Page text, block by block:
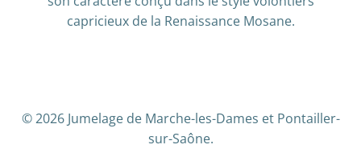
capricieux de la Renaissance Mosane.
© 2026 Jumelage de Marche-les-Dames et Pontailler-
sur-Saône.